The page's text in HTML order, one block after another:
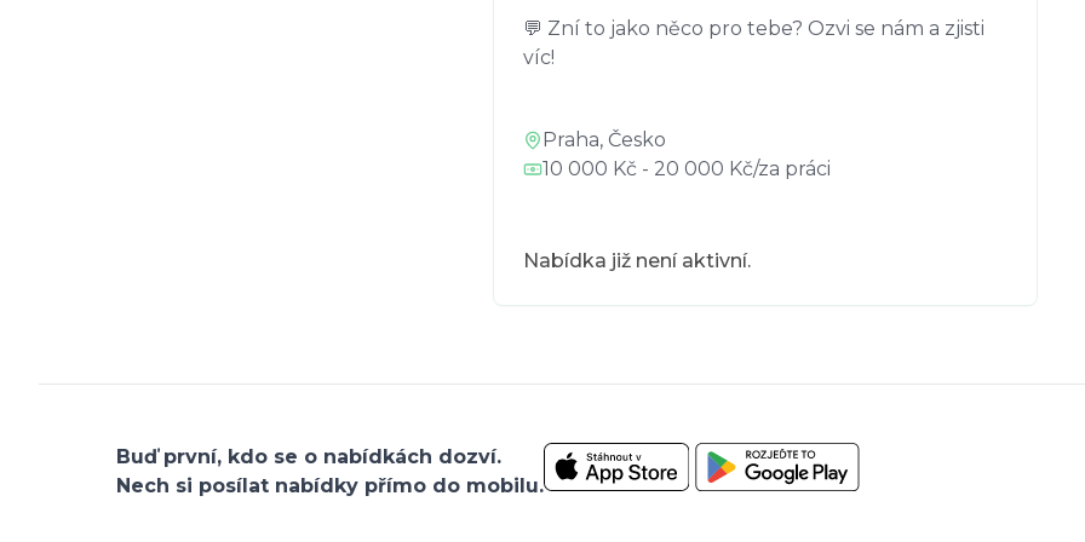
💬 Zní to jako něco pro tebe? Ozvi se nám a zjisti
víc!
Praha, Česko
10 000 Kč - 20 000 Kč/za práci
Nabídka již není aktivní.
Buď první, kdo se o nabídkách dozví.
Nech si posílat nabídky přímo do mobilu.